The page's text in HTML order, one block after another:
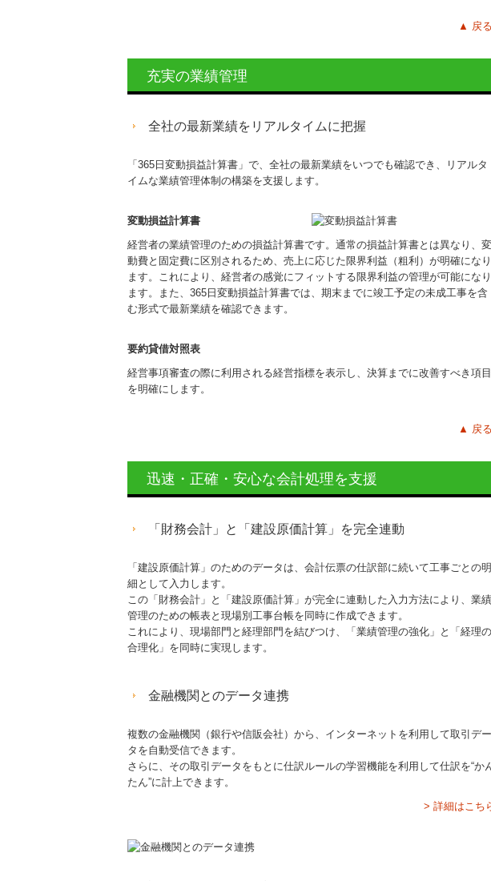
▲ 戻る
充実の業績管理
全社の最新業績をリアルタイムに把握
「365日変動損益計算書」で、全社の最新業績をいつでも確認でき、リアルタ
イムな業績管理体制の構築を支援します。
変動損益計算書
経営者の業績管理のための損益計算書です。通常の損益計算書とは異なり、変
動費と固定費に区別されるため、売上に応じた限界利益（粗利）が明確になり
ます。これにより、経営者の感覚にフィットする限界利益の管理が可能になり
ます。また、365日変動損益計算書では、期末までに竣工予定の未成工事を含
む形式で最新業績を確認できます。
要約貸借対照表
経営事項審査の際に利用される経営指標を表示し、決算までに改善すべき項目
を明確にします。
▲ 戻る
迅速・正確・安心な会計処理を支援
「財務会計」と「建設原価計算」を完全連動
「建設原価計算」のためのデータは、会計伝票の仕訳部に続いて工事ごとの明
細として入力します。
この「財務会計」と「建設原価計算」が完全に連動した入力方法により、業績
管理のための帳表と現場別工事台帳を同時に作成できます。
これにより、現場部門と経理部門を結びつけ、「業績管理の強化」と「経理の
合理化」を同時に実現します。
金融機関とのデータ連携
複数の金融機関（銀行や信販会社）から、インターネットを利用して取引デー
タを自動受信できます。
さらに、その取引データをもとに仕訳ルールの学習機能を利用して仕訳を“か
たん”に計上できます。
> 詳細はこち